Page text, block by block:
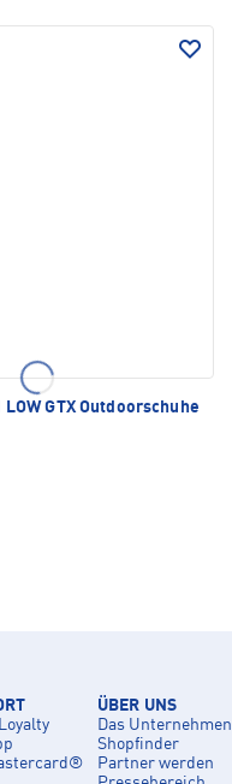
LOW GTX Outdoorschuhe
ÜBER UNS
Das Unternehmen
Shopfinder
Partner werden